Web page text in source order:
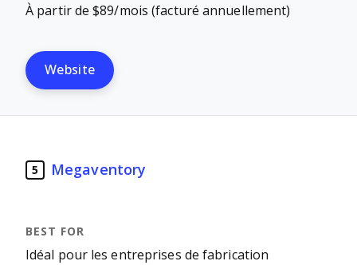
À partir de $89/mois (facturé annuellement)
Website
5 Megaventory
Idéal pour les entreprises de fabrication